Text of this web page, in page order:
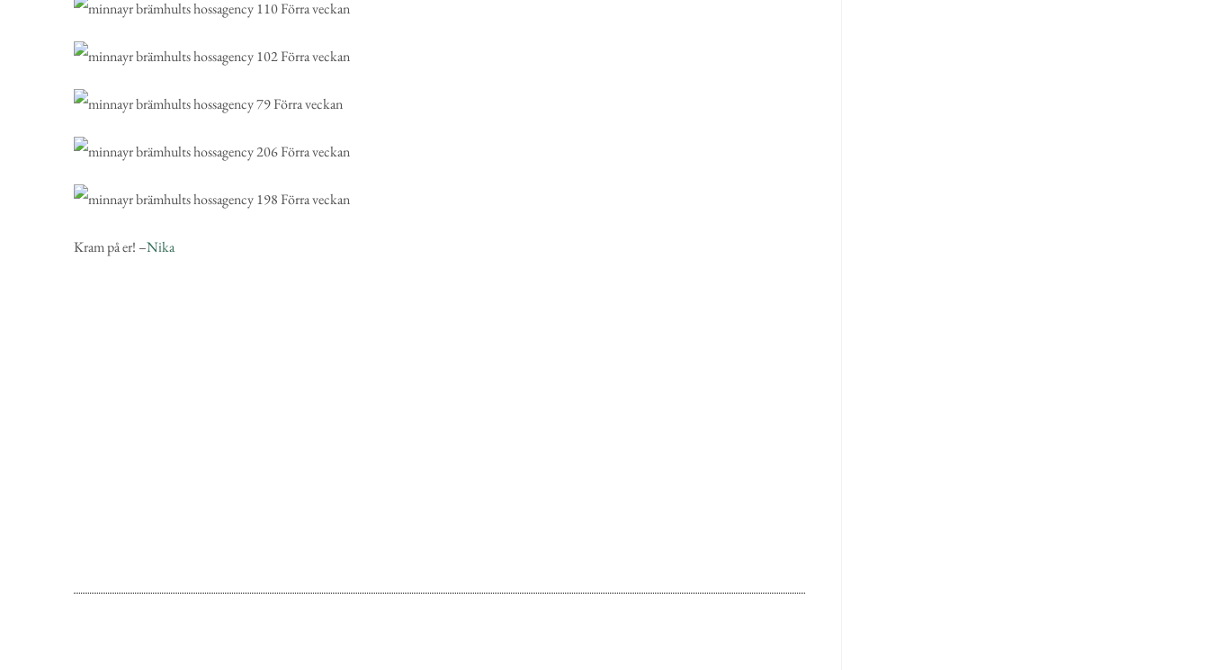
Kram på er! –Nika